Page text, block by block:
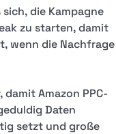
die Kampagne
zu starten, damit
wenn die Nachfrage
Amazon PPC-
Daten
setzt und große